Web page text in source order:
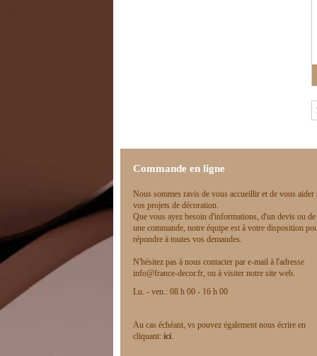
Commande en ligne
Nous sommes ravis de vous accueillir et de vous aider
vos projets de décoration.
Que vous ayez besoin d'informations, d'un devis ou de
une commande, notre équipe est à votre disposition
répondre à toutes vos demandes.
N'hésitez pas à nous contacter par e-mail à l'adresse
info@france-decor.fr, ou à visiter notre site web.
Lu. - ven.: 08 h 00 - 16 h 00
Au cas échéant, vs pouvez également nous écrire en
cliquant: ici.